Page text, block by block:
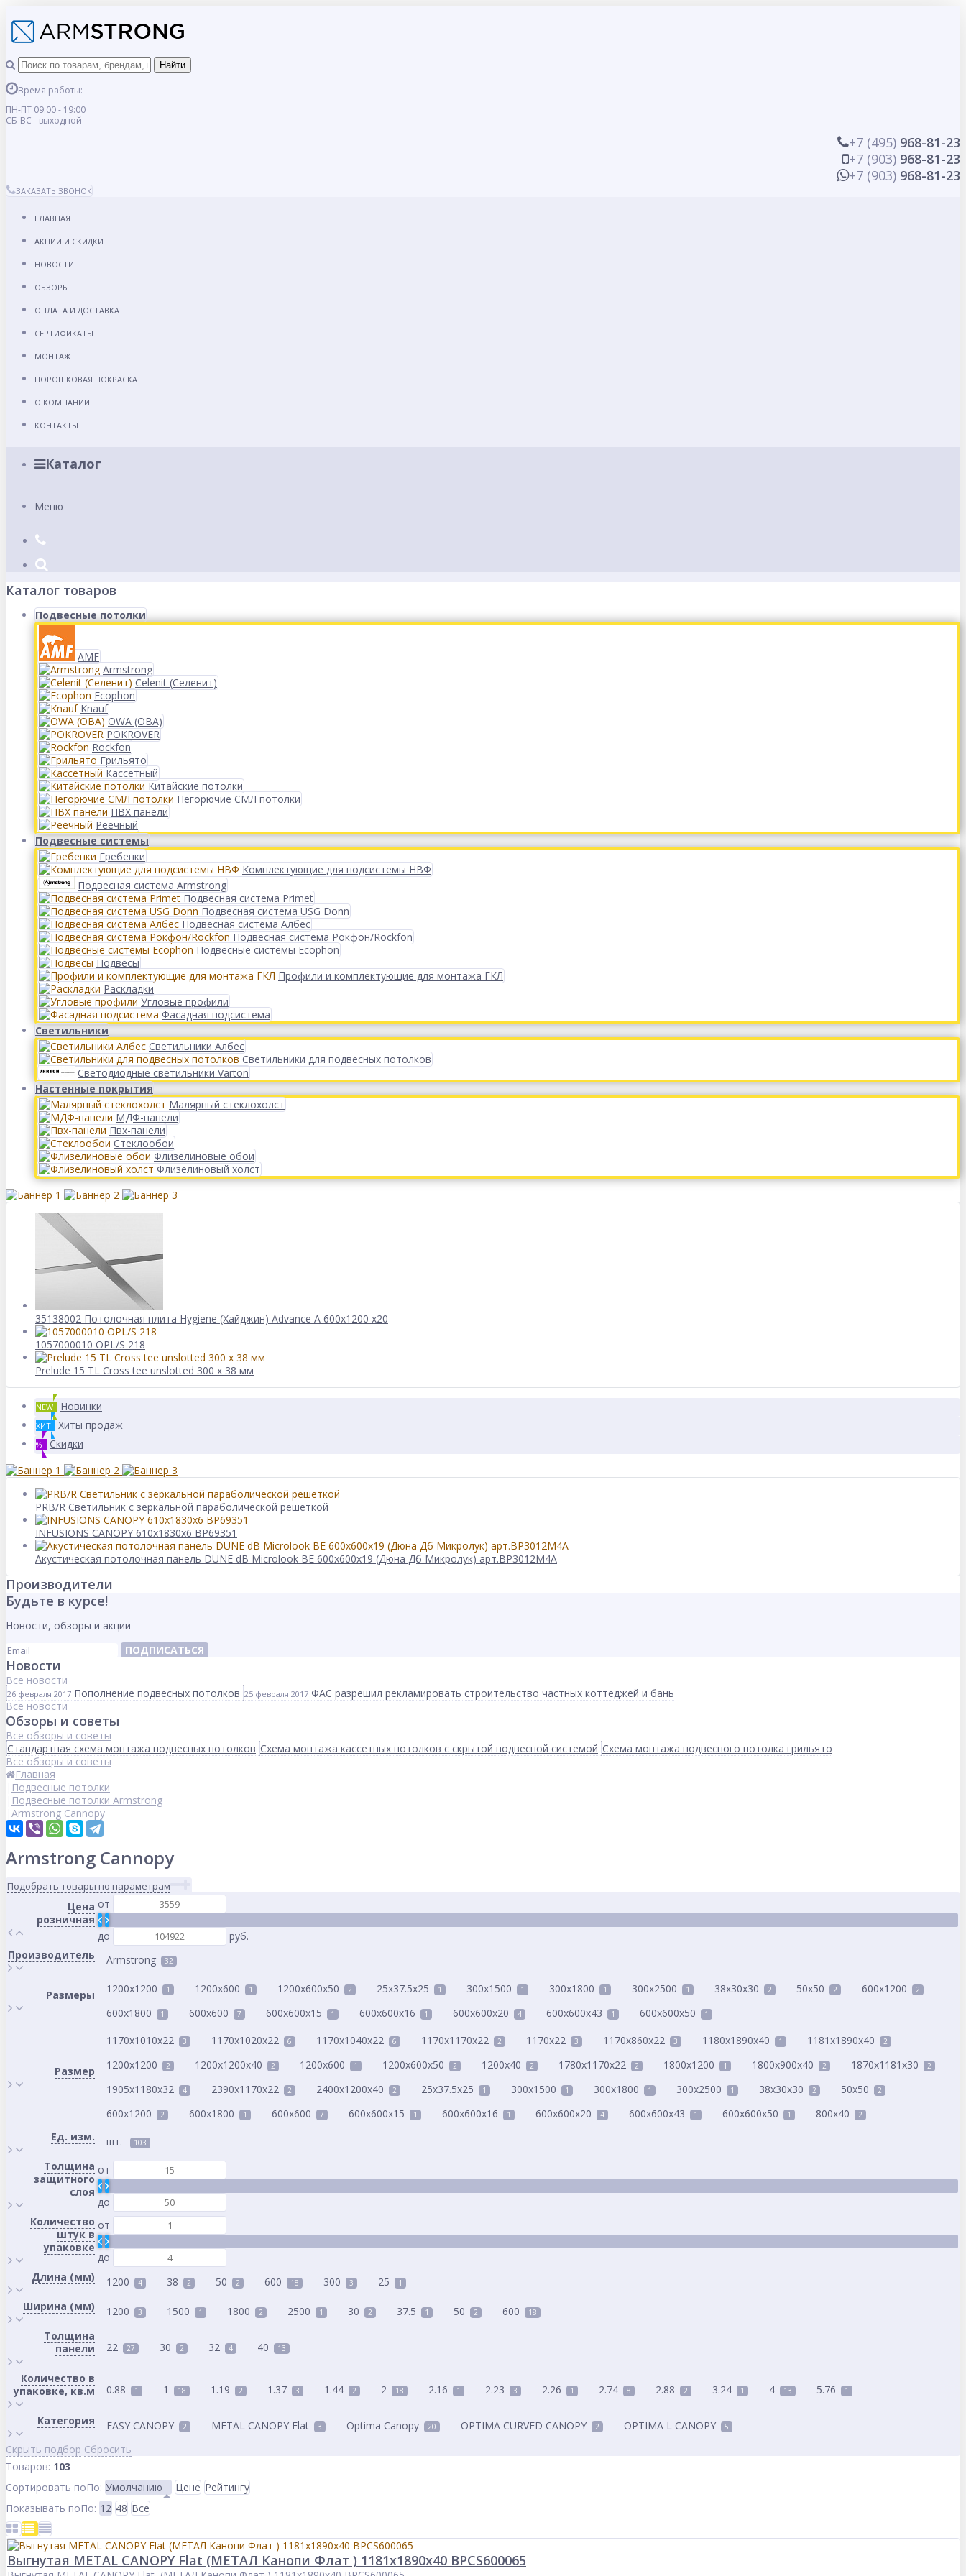
Время работы:
ПН-ПТ 09:00 - 19:00
СБ-ВС - выходной
+7 (495) 968-81-23
+7 (903) 968-81-23
+7 (903) 968-81-23
ЗАКАЗАТЬ ЗВОНОК
ГЛАВНАЯ
АКЦИИ И СКИДКИ
НОВОСТИ
ОБЗОРЫ
ОПЛАТА И ДОСТАВКА
СЕРТИФИКАТЫ
МОНТАЖ
ПОРОШКОВАЯ ПОКРАСКА
О КОМПАНИИ
КОНТАКТЫ
Каталог
Меню
Каталог товаров
Подвесные потолки
AMF
Armstrong
Celenit (Селенит)
Ecophon
Knauf
OWA (ОВА)
POKROVER
Rockfon
Грильято
Кассетный
Китайские потолки
Негорючие СМЛ потолки
ПВХ панели
Реечный
Подвесные системы
Гребенки
Комплектующие для подсистемы НВФ
Подвесная система Armstrong
Подвесная система Primet
Подвесная система USG Donn
Подвесная система Албес
Подвесная система Рокфон/Rockfon
Подвесные системы Ecophon
Подвесы
Профили и комплектующие для монтажа ГКЛ
Раскладки
Угловые профили
Фасадная подсистема
Светильники
Светильники Албес
Светильники для подвесных потолков
Светодиодные светильники Varton
Настенные покрытия
Малярный стеклохолст
МДФ-панели
Пвх-панели
Стеклообои
Флизелиновые обои
Флизелиновый холст
35138002 Потолочная плита Hygiene (Хайджин) Advance А 600x1200 x20
1057000010 OPL/S 218
Prelude 15 TL Cross tee unslotted 300 x 38 мм
NEW Новинки
ХИТ Хиты продаж
% Скидки
PRB/R Светильник с зеркальной параболической решеткой
INFUSIONS CANOPY 610x1830x6 BP69351
Акустическая потолочная панель DUNE dB Microlook BE 600x600x19 (Дюна Дб Микролук) арт.BP3012M4A
Производители
Будьте в курсе!
Новости, обзоры и акции
ПОДПИСАТЬСЯ
Новости
Все новости
26 февраля 2017 Пополнение подвесных потолков 25 февраля 2017 ФАС разрешил рекламировать строительство частных коттеджей и бань
Все новости
Обзоры и советы
Все обзоры и советы
Стандартная схема монтажа подвесных потолков Схема монтажа кассетных потолков с скрытой подвесной системой Схема монтажа подвесного потолка грильято
Все обзоры и советы
Главная
Подвесные потолки
Подвесные потолки Armstrong
Armstrong Cannopy
Armstrong Cannopy
Подобрать товары по параметрам
Цена
розничная
от
до
руб.
Производитель
Armstrong 32
Размеры 1200x1200 1 1200x600 1 1200x600x50 2 25x37.5x25 1 300x1500 1 300x1800 1 300x2500 1 38x30x30 2 50x50 2 600x1200 2
600x1800 1 600x600 7 600x600x15 1 600x600x16 1 600x600x20 4 600x600x43 1 600x600x50 1
Размер
1170x1010x22 3 1170x1020x22 6 1170x1040x22 6 1170x1170x22 2 1170x22 3 1170x860x22 3 1180x1890x40 1 1181x1890x40 2
1200x1200 2 1200x1200x40 2 1200x600 1 1200x600x50 2 1200х40 2 1780x1170x22 2 1800x1200 1 1800x900x40 2 1870х1181х30 2
1905x1180x32 4 2390x1170x22 2 2400x1200x40 2 25x37.5x25 1 300x1500 1 300x1800 1 300x2500 1 38x30x30 2 50x50 2
600x1200 2 600x1800 1 600x600 7 600x600x15 1 600x600x16 1 600x600x20 4 600x600x43 1 600x600x50 1 800х40 2
Ед. изм. шт. 103
Толщина
защитного
слоя
от
до
Количество
штук в
упаковке
от
до
Длина (мм)
1200 4 38 2 50 2 600 18 300 3 25 1
Ширина (мм) 1200 3 1500 1 1800 2 2500 1 30 2 37.5 1 50 2 600 18
Толщина
панели
22 27 30 2 32 4 40 13
Количество в
упаковке, кв.м
0.88 1 1 18 1.19 2 1.37 3 1.44 2 2 18 2.16 1 2.23 3 2.26 1 2.74 8 2.88 2 3.24 1 4 13 5.76 1
Категория EASY CANOPY 2 METAL CANOPY Flat 3 Optima Canopy 20 OPTIMA CURVED CANOPY 2 OPTIMA L CANOPY 5
Скрыть подбор Сбросить
Товаров: 103
Сортировать поПо: Умолчанию Цене Рейтингу
Показывать поПо: 12 48 Все
Выгнутая METAL CANOPY Flat (МЕТАЛ Канопи Флат ) 1181x1890x40 BPCS600065